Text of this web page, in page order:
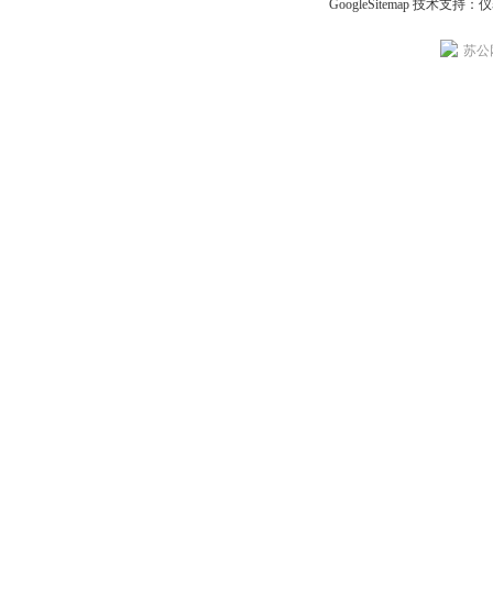
GoogleSitemap 技术支持：
苏公